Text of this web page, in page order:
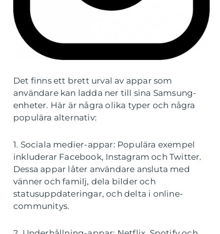
Det finns ett brett urval av appar som
användare kan ladda ner till sina Samsung-
enheter. Här är några olika typer och några
populära alternativ:
1. Sociala medier-appar: Populära exempel
inkluderar Facebook, Instagram och Twitter.
Dessa appar låter användare ansluta med
vänner och familj, dela bilder och
statusuppdateringar, och delta i online-
communitys.